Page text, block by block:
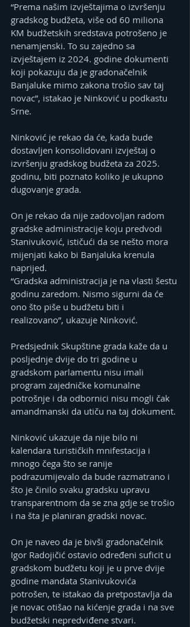
“Prema našim izvještajima o izvršenju
gradskog budžeta, više od 60 miliona
KM budžetskih sredstava potrošeno je
nenamjenski. To su zajedno sa
izvještajem iz 2024. godine dokumenti
koji pokazuju da je gradonačelnik
Banjaluke mimo zakona trošio sav taj
novac”, istakao je Ninković u podkastu
Srne.
Ninković je rekao da će, kada bude
dostavljen konsolidovani izvještaj o
izvršenju gradskog budžeta za 2025.
godinu, biti poznato koliko je ukupno
dugovanje grada.
On je rekao da nije zadovoljan radom
gradske administracije koju predvodi
Stanivuković, ističući da se nešto mora
mijenjati kako bi Banjaluka krenula
naprijed.
“Gradska administracija je na vlasti šestu
godinu zaredom. Nismo sigurni da će
ono što piše u budžetu biti i
realizovano”, ukazuje Ninković.
Predsjednik Skupštine grada kaže da u
posljednje dvije do tri godine u
gradskom parlamentu nisu imali
program zajedničke komunalne
potrošnje i da odbornici nisu mogli čak
amandmanski da utiču na taj dokument.
Ninković ukazuje da nije bilo ni
kalendara turističkih mnifestacija i
mnogo čega što se ranije
podrazumijevalo da bude razmatrano i
što je činilo svaku gradsku upravu
transparentnom da se zna gdje se trošio
i na šta je planiran gradski novac.
On je naveo da je bivši gradonačelnik
Igor Radojičić ostavio određeni suficit u
gradskom budžetu koji je u prve dvije
godine mandata Stanivukovića
potrošen, te istakao da pretpostavlja da
je novac otišao na kićenje grada i na sve
budžetski nepredviđene stvari.